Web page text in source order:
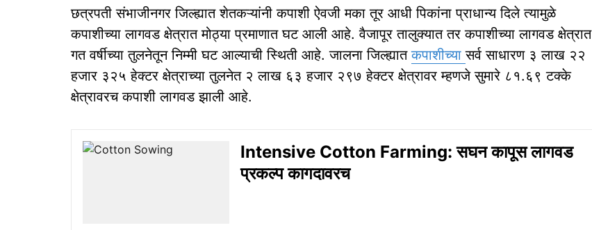
छत्रपती संभाजीनगर जिल्ह्यात शेतकऱ्यांनी कपाशी ऐवजी मका तूर आधी पिकांना प्राधान्य दिले त्यामुळे
कपाशीच्या लागवड क्षेत्रात मोठ्या प्रमाणात घट आली आहे. वैजापूर तालुक्यात तर कपाशीच्या लागवड क्षेत्रात
गत वर्षीच्या तुलनेतून निम्मी घट आल्याची स्थिती आहे. जालना जिल्ह्यातकपाशीच्यासर्व साधारण ३ लाख २२
हजार ३२५ हेक्टर क्षेत्राच्या तुलनेत २ लाख ६३ हजार २९७ हेक्टर क्षेत्रावर म्हणजे सुमारे ८१.६९ टक्के
क्षेत्रावरच कपाशी लागवड झाली आहे.
Intensive Cotton Farming: सघन कापूस लागवड
प्रकल्प कागदावरच